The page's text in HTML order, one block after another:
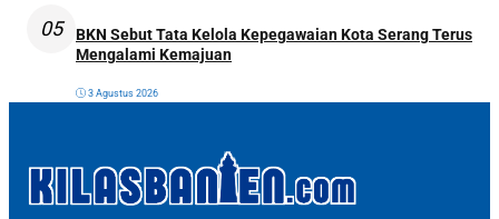
05
BKN Sebut Tata Kelola Kepegawaian Kota Serang Terus
Mengalami Kemajuan
3 Agustus 2026